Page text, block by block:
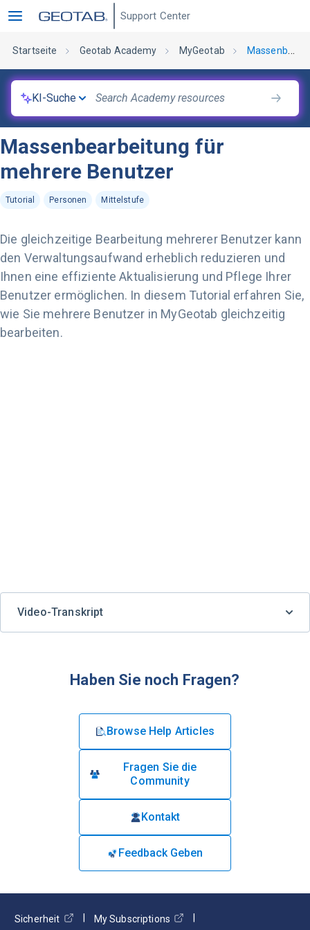
Support Center
Startseite Geotab Academy MyGeotab Massenbearbeitung für mehrere Benutzer
KI-Suche
Massenbearbeitung für
mehrere Benutzer
Tutorial Personen Mittelstufe
Die gleichzeitige Bearbeitung mehrerer Benutzer kann
den Verwaltungsaufwand erheblich reduzieren und
Ihnen eine effiziente Aktualisierung und Pflege Ihrer
Benutzer ermöglichen. In diesem Tutorial erfahren Sie,
wie Sie mehrere Benutzer in MyGeotab gleichzeitig
bearbeiten.
Video-Transkript
Haben Sie noch Fragen?
Browse Help Articles
Fragen Sie die
Community
Kontakt
Feedback Geben
Sicherheit My Subscriptions